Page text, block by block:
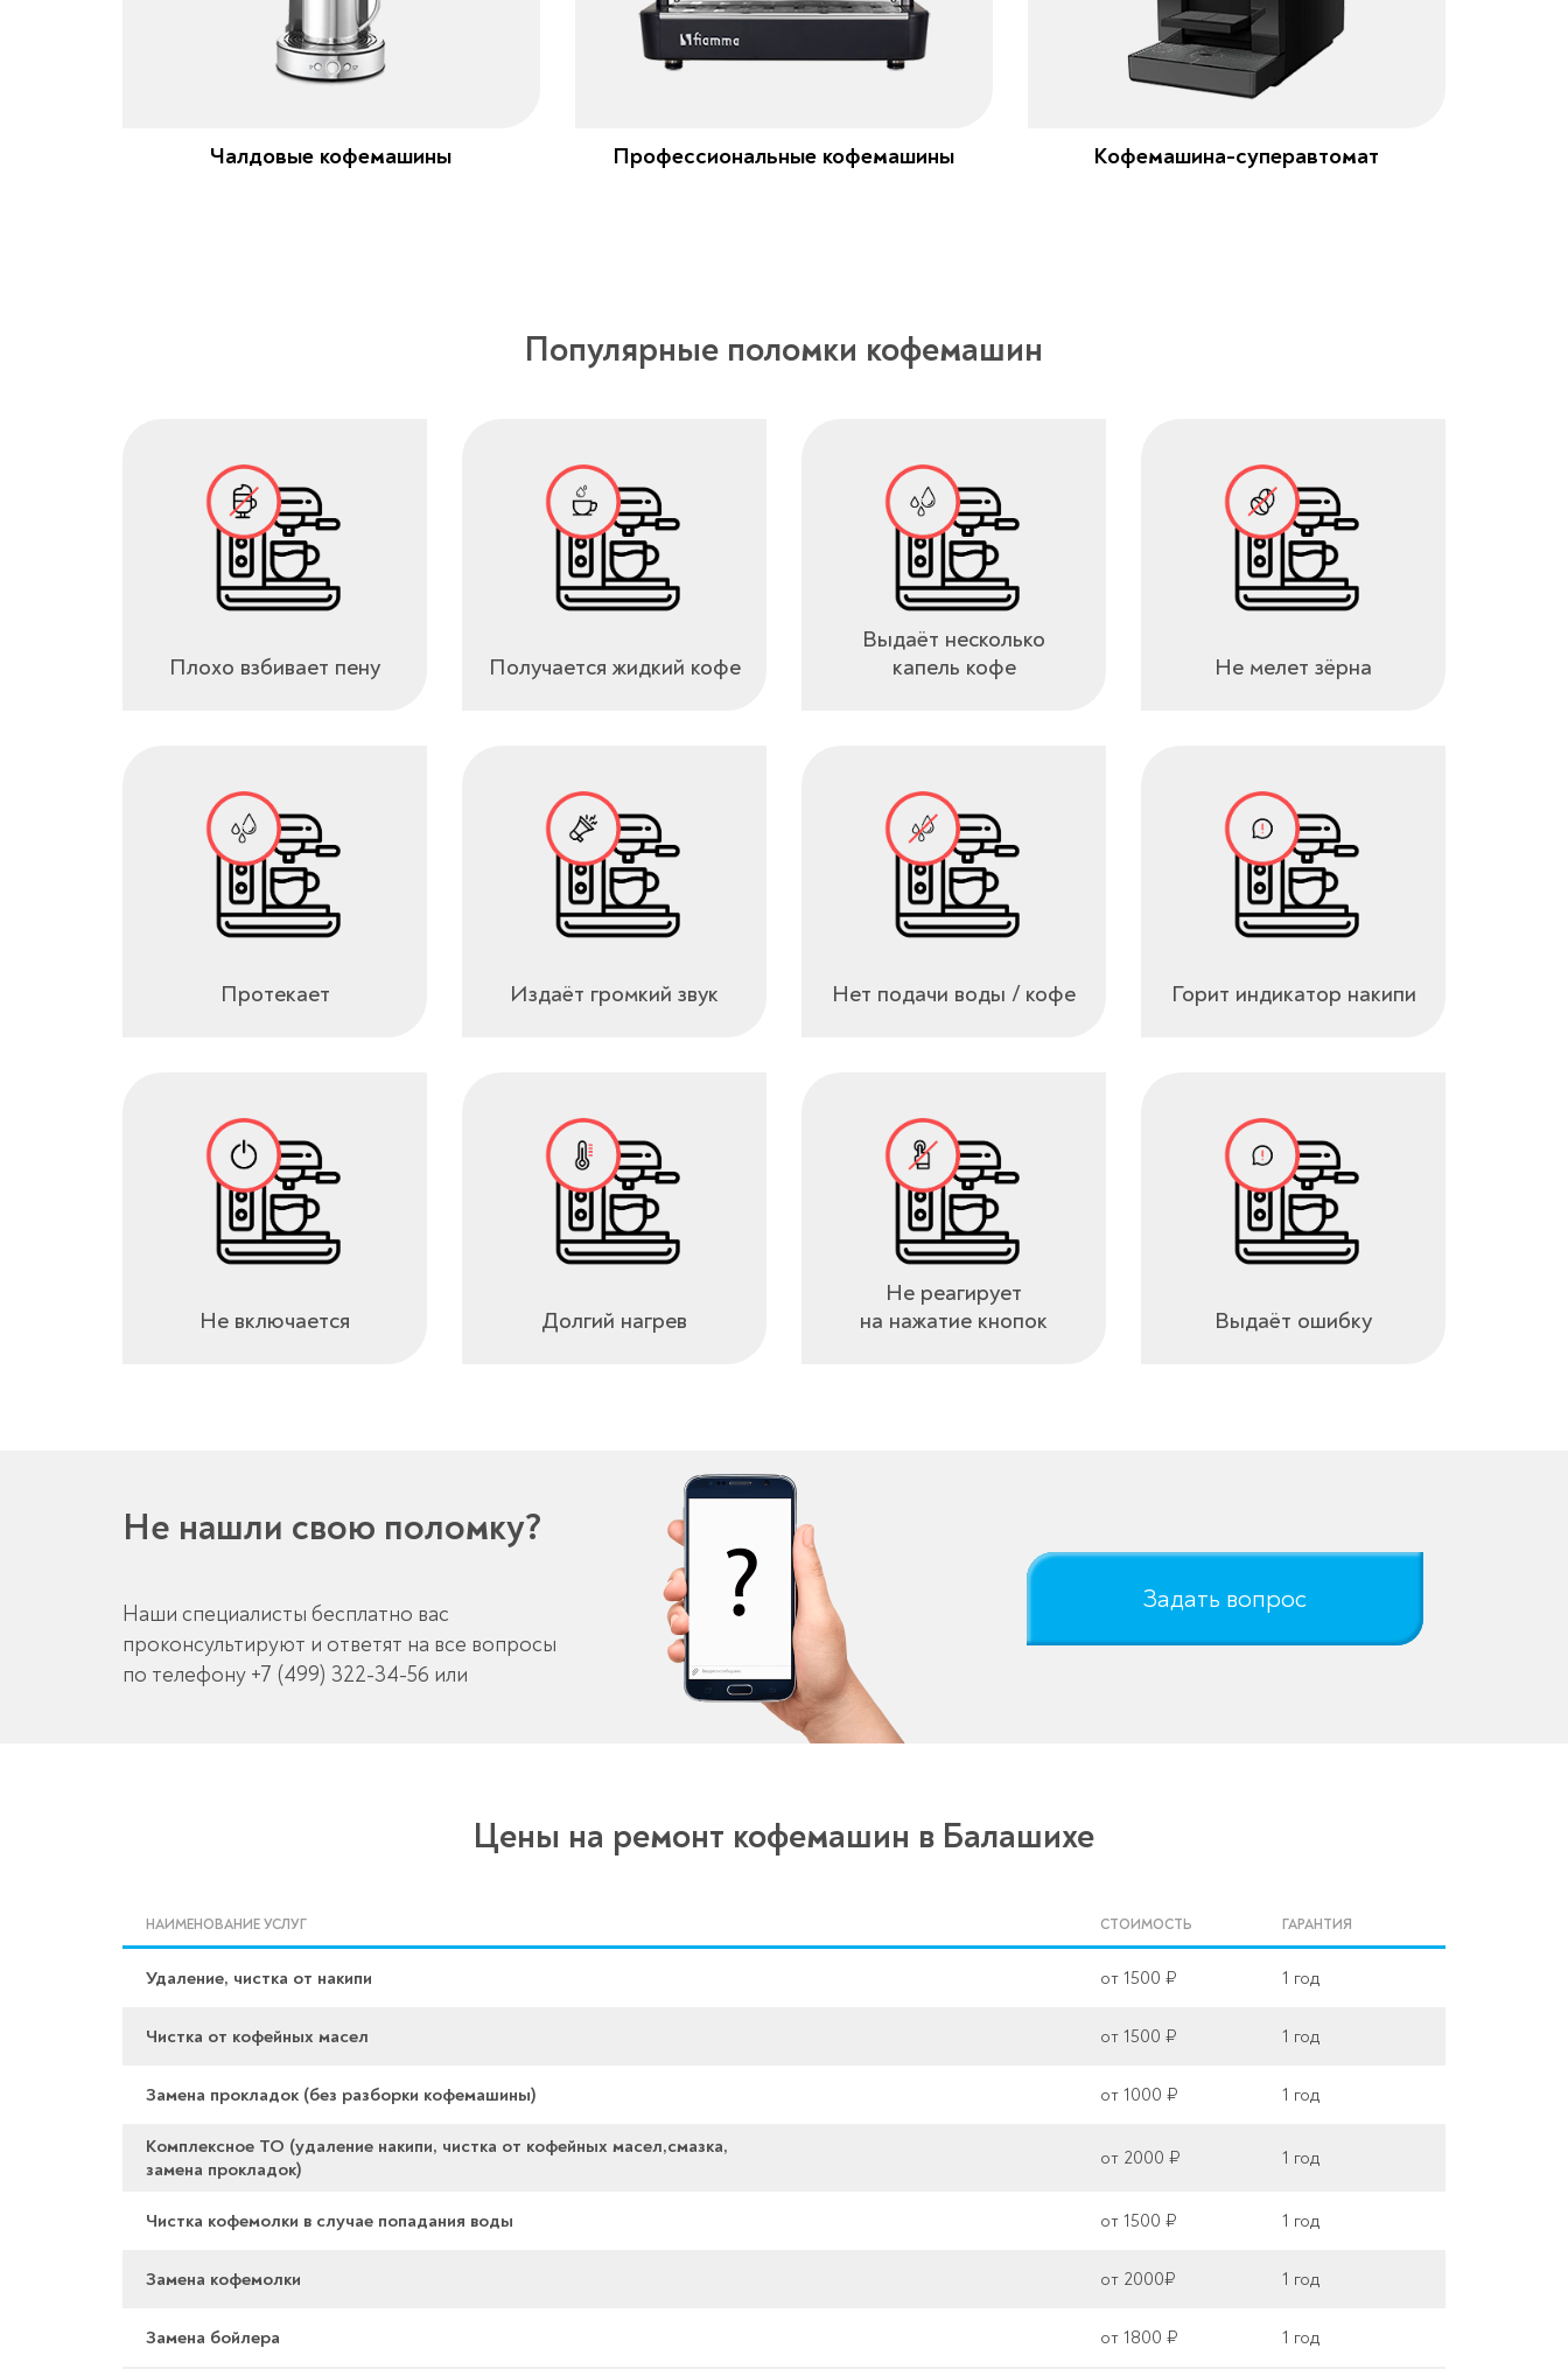
Чалдовые кофемашины Профессиональные кофемашины Кофемашина-суперавтомат
Популярные поломки кофемашин
Плохо взбивает пену Получается жидкий кофе
Выдаёт несколько
капель кофе
Не мелет зёрна
Протекает Издаёт громкий звук Нет подачи воды / кофе Горит индикатор накипи
Не включается Долгий нагрев
Не реагирует
на нажатие кнопок
Выдаёт ошибку
Не нашли свою поломку?
Наши специалисты бесплатно вас
проконсультируют и ответят на все вопросы
по телефону +7 (499) 322-34-56 или
Задать вопрос
Цены на ремонт кофемашин в Балашихе
НАИМЕНОВАНИЕ УСЛУГ СТОИМОСТЬ ГАРАНТИЯ
Удаление, чистка от накипи от 1500 ₽ 1 год
Чистка от кофейных масел от 1500 ₽ 1 год
Замена прокладок (без разборки кофемашины) от 1000 ₽ 1 год
Комплексное ТО (удаление накипи, чистка от кофейных масел,смазка,
замена прокладок)
от 2000 ₽ 1 год
Чистка кофемолки в случае попадания воды от 1500 ₽ 1 год
Замена кофемолки от 2000₽ 1 год
Замена бойлера от 1800 ₽ 1 год